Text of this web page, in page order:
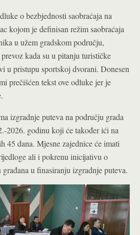
o bezbjednosti saobraćaja na
kojom je definisan režim saobraćaja
u užem gradskom području,
kada su u pitanju turističke
u pristupu sportskoj dvorani. Donesen
prečišćen tekst ove odluke jer je
izgradnje puteva na području grada
2026. godinu koji će također ići na
45 dana. Mjesne zajednice će imati
ali i pokrenu inicijativu o
u finasiranju izgradnje puteva.